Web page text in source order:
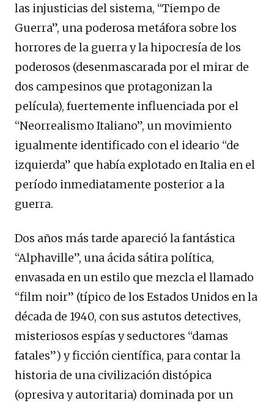
las injusticias del sistema, “Tiempo de
Guerra”, una poderosa metáfora sobre los
horrores de la guerra y la hipocresía de los
poderosos (desenmascarada por el mirar de
dos campesinos que protagonizan la
película), fuertemente influenciada por el
“Neorrealismo Italiano”, un movimiento
igualmente identificado con el ideario “de
izquierda” que había explotado en Italia en el
período inmediatamente posterior a la
guerra.
Dos años más tarde apareció la fantástica
“Alphaville”, una ácida sátira política,
envasada en un estilo que mezcla el llamado
“film noir” (típico de los Estados Unidos en la
década de 1940, con sus astutos detectives,
misteriosos espías y seductores “damas
fatales”) y ficción científica, para contar la
historia de una civilización distópica
(opresiva y autoritaria) dominada por un